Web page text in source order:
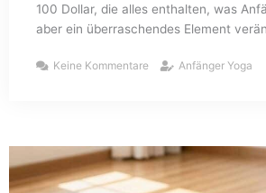
100 Dollar, die alles enthalten, was
aber ein überraschendes Element
Keine Kommentare Anfänger Yoga